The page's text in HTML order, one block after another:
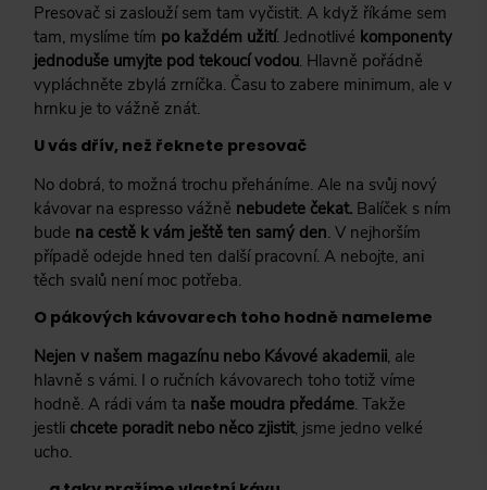
Presovač si zaslouží sem tam vyčistit. A když říkáme sem
tam, myslíme tím po každém užití. Jednotlivé komponenty
jednoduše umyjte pod tekoucí vodou. Hlavně pořádně
vypláchněte zbylá zrníčka. Času to zabere minimum, ale v
hrnku je to vážně znát.
U vás dřív, než řeknete presovač
No dobrá, to možná trochu přeháníme. Ale na svůj nový
kávovar na espresso vážně nebudete čekat. Balíček s ním
bude na cestě k vám ještě ten samý den. V nejhorším
případě odejde hned ten další pracovní. A nebojte, ani
těch svalů není moc potřeba.
O pákových kávovarech toho hodně nameleme
Nejen v našem magazínu nebo Kávové akademii, ale
hlavně s vámi. I o ručních kávovarech toho totiž víme
hodně. A rádi vám ta naše moudra předáme. Takže
jestli chcete poradit nebo něco zjistit, jsme jedno velké
ucho.